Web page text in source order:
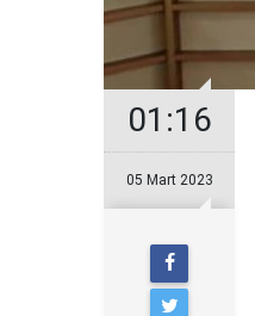
01:16
05 Mart 2023